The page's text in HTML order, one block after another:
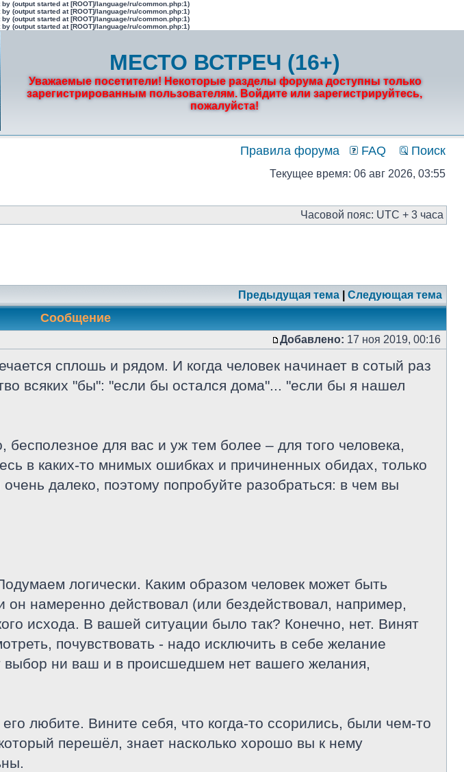
(output started at [ROOT]/language/ru/common.php:1)
(output started at [ROOT]/language/ru/common.php:1)
(output started at [ROOT]/language/ru/common.php:1)
(output started at [ROOT]/language/ru/common.php:1)
МЕСТО ВСТРЕЧ (16+)
Уважаемые посетители! Некоторые разделы форума доступны только
зарегистрированным пользователям. Войдите или зарегистрируйтесь,
пожалуйста!
Правила форума FAQ Поиск
Текущее время: 06 авг 2026, 03:55
Часовой пояс: UTC + 3 часа
Предыдущая тема Следующая тема
Сообщение
Добавлено: 17 ноя 2019, 00:16
сплошь и рядом. И когда человек начинает в сотый раз
всяких "бы": "если бы остался дома"... "если бы я нашел
для вас и уж тем более – для того человека,
в каких-то мнимых ошибках и причиненных обидах, только
далеко, поэтому попробуйте разобраться: в чем вы
логически. Каким образом человек может быть
он намеренно действовал (или бездействовал, например,
исхода. В вашей ситуации было так? Конечно, нет. Винят
почувствовать - надо исключить в себе желание
выбор ни ваш и в происшедшем нет вашего желания,
любите. Вините себя, что когда-то ссорились, были чем-то
перешёл, знает насколько хорошо вы к нему